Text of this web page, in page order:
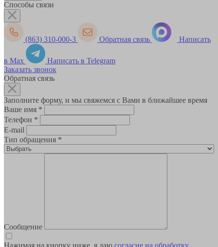
Способы связи
(863) 310-000-3 Обратная связь Написать
в Max
Написать в Telegram
Заказать звонок
Обратная связь
Заполните форму, и мы свяжемся с Вами в ближайшее время
Ваше имя *
Телефон *
E-mail
Тип обращения *
Сообщение